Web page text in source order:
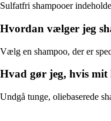
Sulfatfri shampooer
Hvordan vælger jeg
Vælg en shampoo, der er
Hvad gør jeg, hvis
Undgå tunge, oliebaserede